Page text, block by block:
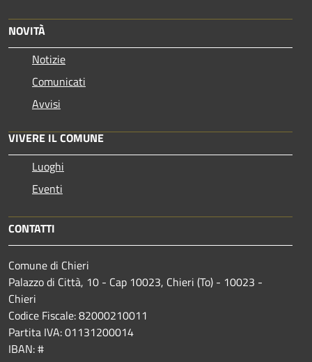
NOVITÀ
Notizie
Comunicati
Avvisi
VIVERE IL COMUNE
Luoghi
Eventi
CONTATTI
Comune di Chieri
Palazzo di Città, 10 - Cap 10023, Chieri (To) - 10023 -
Chieri
Codice Fiscale: 82000210011
Partita IVA: 01131200014
IBAN: #